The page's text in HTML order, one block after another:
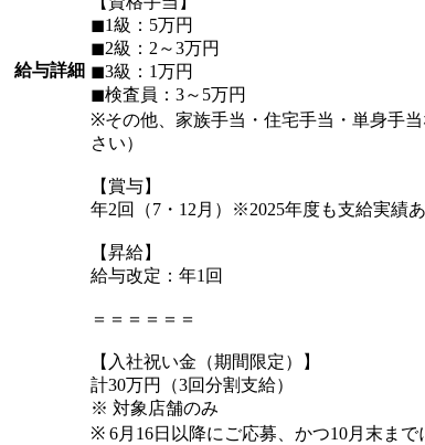
給与詳細
◼︎1級：5万円
◼︎2級：2～3万円
◼︎3級：1万円
◼︎検査員：3～5万円
※その他、家族手当・住宅手当・単身手
さい）
【賞与】
年2回（7・12月）※2025年度も支給実績あ
【昇給】
給与改定：年1回
＝＝＝＝＝＝
【入社祝い金（期間限定）】
計30万円（3回分割支給）
※ 対象店舗のみ
※ 6月16日以降にご応募、かつ10月末ま